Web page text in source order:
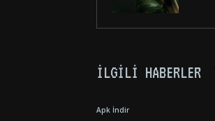
İLGILI HABERLER
Apk İndir